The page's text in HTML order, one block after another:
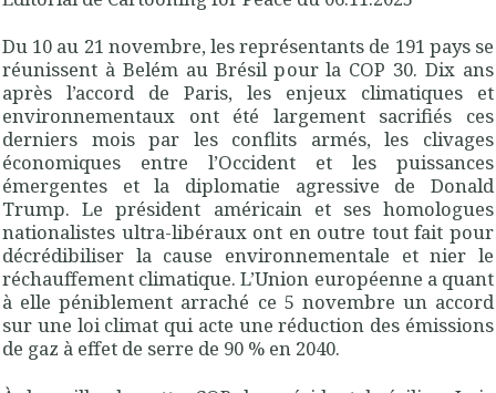
Du 10 au 21 novembre, les représentants de 191 pays se
réunissent à Belém au Brésil pour la COP 30. Dix ans
après l’accord de Paris, les enjeux climatiques et
environnementaux ont été largement sacrifiés ces
derniers mois par les conflits armés, les clivages
économiques entre l’Occident et les puissances
émergentes et la diplomatie agressive de Donald
Trump. Le président américain et ses homologues
nationalistes ultra-libéraux ont en outre tout fait pour
décrédibiliser la cause environnementale et nier le
réchauffement climatique. L’Union européenne a quant
à elle péniblement arraché ce 5 novembre un accord
sur une loi climat qui acte une réduction des émissions
de gaz à effet de serre de 90 % en 2040.